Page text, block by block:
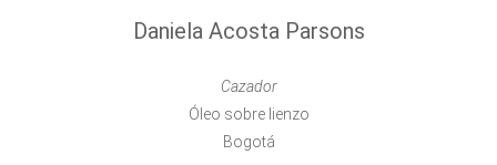
Daniela Acosta Parsons
Cazador
Óleo sobre lienzo
Bogotá